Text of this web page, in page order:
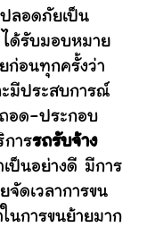
ลอดภัยเป็น
ด้รับมอบหมาย
ก่อนทุกครั้งว่า
มีประสบการณ์
อด-ประกอบ
การรถรับจ้าง
เป็นอย่างดี มีการ
จัดเวลาการขน
ในการขนย้ายมาก